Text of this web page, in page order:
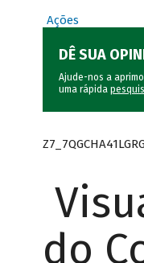
Ações
DÊ SUA
Ajude-nos a
uma rápida
do